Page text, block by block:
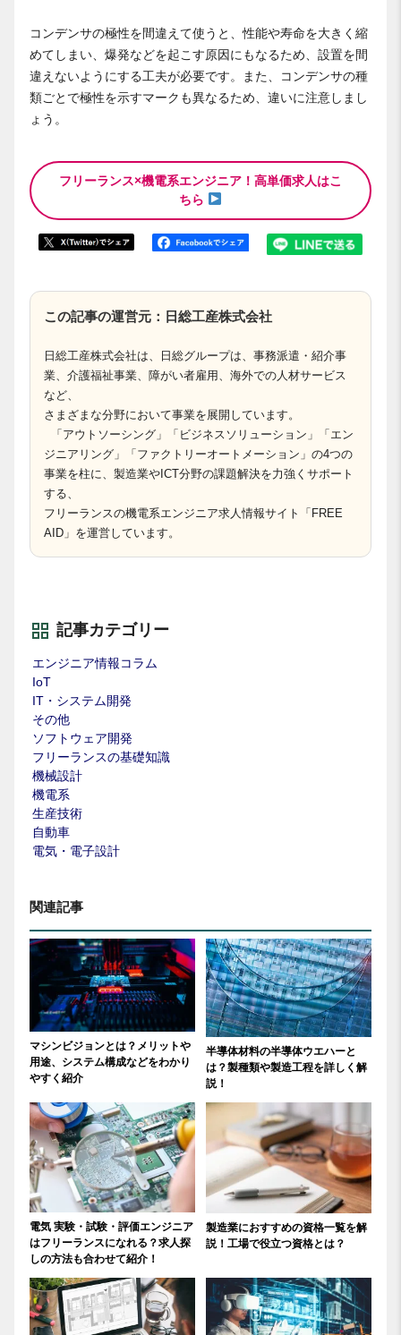
コンデンサの極性を間違えて使うと、性能や寿命を大きく縮
めてしまい、爆発などを起こす原因にもなるため、設置を間
違えないようにする工夫が必要です。また、コンデンサの種
類ごとで極性を示すマークも異なるため、違いに注意しまし
ょう。
フリーランス×機電系エンジニア！高単価求人はこ
ちら
この記事の運営元：日総工産株式会社
日総工産株式会社は、日総グループは、事務派遣・紹介事
業、介護福祉事業、障がい者雇用、海外での人材サービス
など、
さまざまな分野において事業を展開しています。
「アウトソーシング」「ビジネスソリューション」「エン
ジニアリング」「ファクトリーオートメーション」の4つの
事業を柱に、製造業やICT分野の課題解決を力強くサポート
する、
フリーランスの機電系エンジニア求人情報サイト「FREE
AID」を運営しています。
記事カテゴリー
エンジニア情報コラム
IoT
IT・システム開発
その他
ソフトウェア開発
フリーランスの基礎知識
機械設計
機電系
生産技術
自動車
電気・電子設計
関連記事
マシンビジョンとは？メリットや
用途、システム構成などをわかり
やすく紹介
半導体材料の半導体ウエハーと
は？製種類や製造工程を詳しく解
説！
電気 実験・試験・評価エンジニア
はフリーランスになれる？求人探
しの方法も合わせて紹介！
製造業におすすめの資格一覧を解
説！工場で役立つ資格とは？